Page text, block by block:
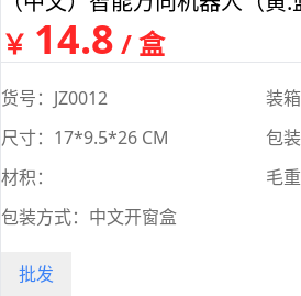
￥ 14.8 / 盒
货号：JZ0012 装
尺寸：17*9.5*26 CM
包
材积：
毛
包装方式：中文开窗盒
批发